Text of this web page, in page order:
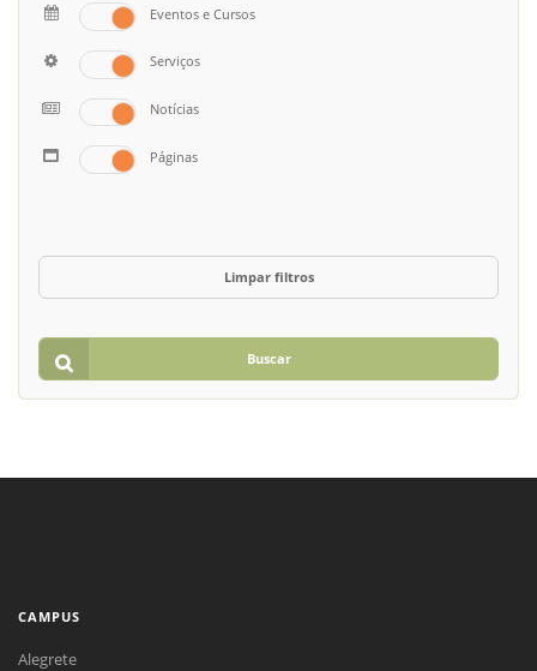
Eventos e Cursos
Serviços
Notícias
Páginas
Limpar filtros
Buscar
CAMPUS
Alegrete